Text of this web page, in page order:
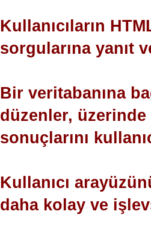
Kullanıcıların
sorgularına yanıt
Bir veritabanına
düzenler,
sonuçlarını
Kullanıcı
daha kolay ve